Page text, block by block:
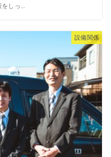
しっ...
設備関係